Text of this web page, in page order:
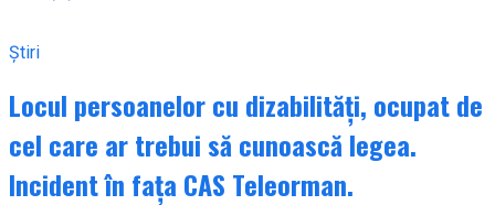
Știri
Locul persoanelor cu dizabilități, ocupat de
cel care ar trebui să cunoască legea.
Incident în fața CAS Teleorman.